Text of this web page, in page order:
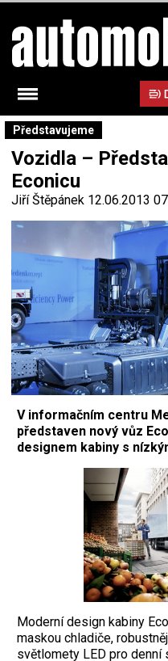
Představujeme
Vozidla –
Econicu
Jiří Štěpánek 12.06.2013
V informačním centru
představen nový vůz
designem kabiny s
Moderní design kabiny
maskou chladiče,
světlomety LED pro denní